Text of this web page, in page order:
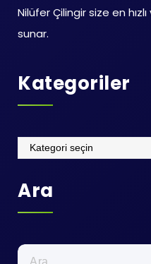
Nilüfer Çilingir size en
sunar.
Kategoriler
Kategoriler
Ara
Arama: